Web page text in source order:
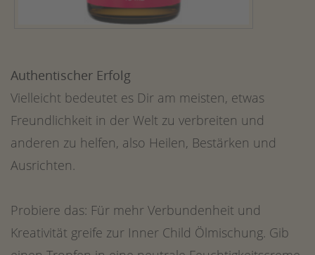
Authentischer Erfolg
Vielleicht bedeutet es Dir am meisten, etwas
Freundlichkeit in der Welt zu verbreiten und
anderen zu helfen, also Heilen, Bestärken und
Ausrichten.
Probiere das: Für mehr Verbundenheit und
Kreativität greife zur Inner Child Ölmischung. Gib